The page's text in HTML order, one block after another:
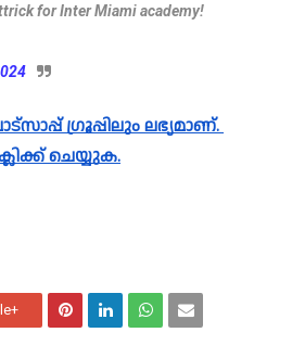
for Inter Miami academy!
ചെയ്യുക.